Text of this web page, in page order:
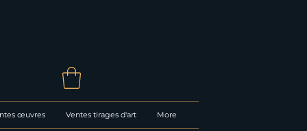
œuvres Ventes tirages d'art More